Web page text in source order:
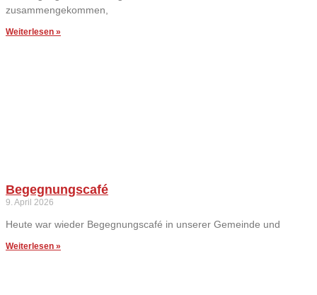
zusammengekommen,
Weiterlesen »
Begegnungscafé
9. April 2026
Heute war wieder Begegnungscafé in unserer Gemeinde und
Weiterlesen »